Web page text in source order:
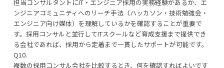
担当コンサルタントにIT・エンジニア採用の実務経験があるか、エ
ンジニアコミュニティへのリーチ手法（ハッカソン・技術勉強会・
エンジニア向け媒体）を理解しているかを確認することが重要で
す。採用コンサルと並行してITスクールなど育成支援まで提供でき
る会社であれば、採用から定着まで一貫したサポートが可能です。
Q10.
複数の採用コンサル会社を比較するとき、何を確認すればよいです